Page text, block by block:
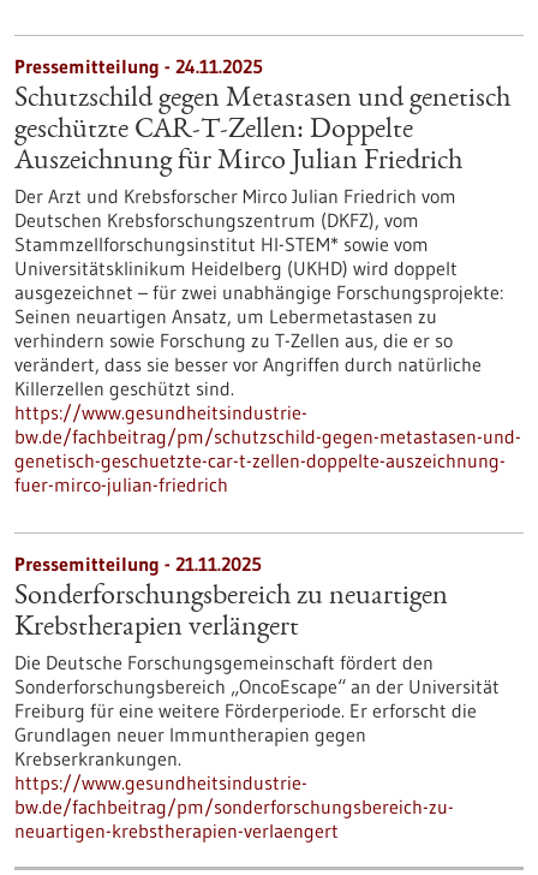
Pressemitteilung - 24.11.2025
Schutzschild gegen Metastasen und genetisch
geschützte CAR-T-Zellen: Doppelte
Auszeichnung für Mirco Julian Friedrich
Der Arzt und Krebsforscher Mirco Julian Friedrich vom
Deutschen Krebsforschungszentrum (DKFZ), vom
Stammzellforschungsinstitut HI-STEM* sowie vom
Universitätsklinikum Heidelberg (UKHD) wird doppelt
ausgezeichnet – für zwei unabhängige Forschungsprojekte:
Seinen neuartigen Ansatz, um Lebermetastasen zu
verhindern sowie Forschung zu T-Zellen aus, die er so
verändert, dass sie besser vor Angriffen durch natürliche
Killerzellen geschützt sind.
https://www.gesundheitsindustrie-
bw.de/fachbeitrag/pm/schutzschild-gegen-metastasen-und-
genetisch-geschuetzte-car-t-zellen-doppelte-auszeichnung-
fuer-mirco-julian-friedrich
Pressemitteilung - 21.11.2025
Sonderforschungsbereich zu neuartigen
Krebstherapien verlängert
Die Deutsche Forschungsgemeinschaft fördert den
Sonderforschungsbereich „OncoEscape“ an der Universität
Freiburg für eine weitere Förderperiode. Er erforscht die
Grundlagen neuer Immuntherapien gegen
Krebserkrankungen.
https://www.gesundheitsindustrie-
bw.de/fachbeitrag/pm/sonderforschungsbereich-zu-
neuartigen-krebstherapien-verlaengert